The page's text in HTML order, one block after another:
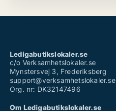
Ledigabutikslokaler.se
c/o Verksamhetslokaler.se
Mynstersvej 3, Frederiksberg
support@verksamhetslokaler.se
Org. nr: DK32147496
Om Ledigabutikslokaler.se